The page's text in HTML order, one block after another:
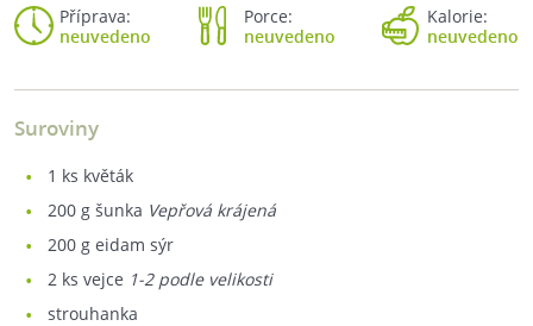
Příprava:
neuvedeno
Porce:
neuvedeno
Kalorie:
neuvedeno
Suroviny
1 ks květák
200 g šunka Vepřová krájená
200 g eidam sýr
2 ks vejce 1-2 podle velikosti
strouhanka